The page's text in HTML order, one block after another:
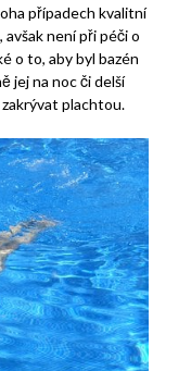
případech kvalitní
avšak není při péči o
o to, aby byl bazén
jej na noc či delší
plachtou.